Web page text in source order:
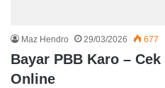
Maz Hendro 29/03/2026 677
Bayar PBB Karo –
Online